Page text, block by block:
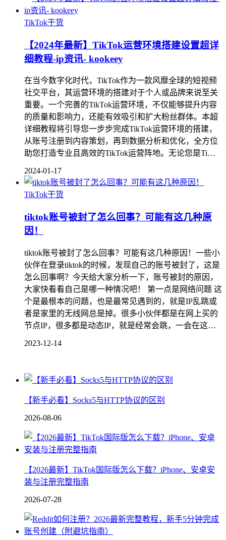
TikTok干货
【2024年最新】TikTok运营环境搭建设置超详
细教程-ip资讯- kookeey
在当今数字化时代，TikTok作为一款风靡全球的短视频
社交平台，其运营环境的搭建对于个人或品牌来说至关
重要。一个完善的TikTok运营环境，不仅能够提升内容
的质量和影响力，还能有效吸引和扩大粉丝群体。本超
详细教程将引导您一步步完成TikTok运营环境的搭建，
从账号注册到内容策划，再到数据分析和优化，全方位
助您打造专业且高效的TikTok运营阵地。无论您是Ti…
2024-01-17
TikTok干货
tiktok账号被封了怎么回事？可能有这几种原
因！
tiktok账号被封了怎么回事？可能有这几种原因！一些小
伙伴在登录tiktok的时候，发现自己的账号被封了，这是
怎么回事啊？今天给大家分析一下，账号被封的原因，
大家快看看自己是哪一种情况吧！ 第一点是网络问题 这
个是最根本的问题，也是最常见遇到的，就是IP乱跳或
者是家里的无线网总是掉。很多小伙伴都是在网上买的
节点IP，很多都是动态IP，就是经常会跳，一会在这…
2023-12-14
【新手必看】Socks5与HTTP协议的区别
2026-08-06
【2026最新】TikTok国际版怎么下载？iPhone、安卓安
装与注册完整指南
2026-07-28